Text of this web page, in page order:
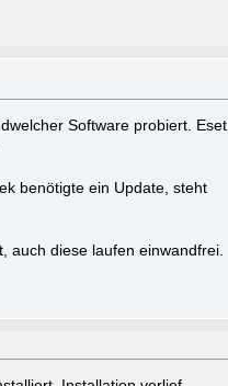
Software probiert. Eset
benötigte ein Update, steht
auch diese laufen einwandfrei.